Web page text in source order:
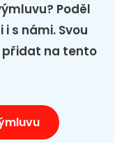
Poděl
s námi. Svou
přidat na tento